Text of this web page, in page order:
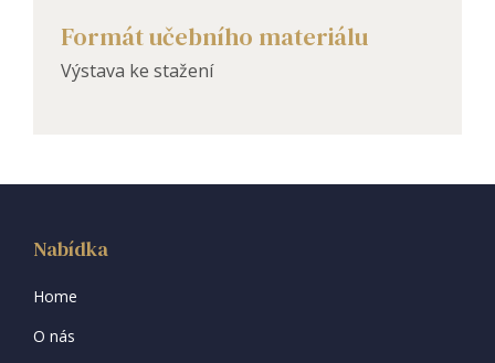
Formát učebního materiálu
Výstava ke stažení
Nabídka
Home
O nás